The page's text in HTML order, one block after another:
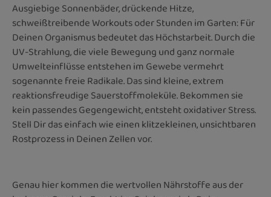
Ausgiebige Sonnenbäder, drückende Hitze,
schweißtreibende Workouts oder Stunden im Garten: Für
Deinen Organismus bedeutet das Höchstarbeit. Durch die
UV-Strahlung, die viele Bewegung und ganz normale
Umwelteinflüsse entstehen im Gewebe vermehrt
sogenannte freie Radikale. Das sind kleine, extrem
reaktionsfreudige Sauerstoffmoleküle. Bekommen sie
kein passendes Gegengewicht, entsteht oxidativer Stress.
Stell Dir das einfach wie einen klitzekleinen, unsichtbaren
Rostprozess in Deinen Zellen vor.
Genau hier kommen die wertvollen Nährstoffe aus der